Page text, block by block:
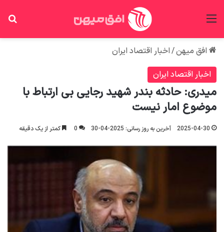
افق میهن/اخبار اقتصاد ایران
اخبار اقتصاد ایران
میدری: حادثه بندر شهید رجایی بی ارتباط با
موضوع امار نیست
2025-04-30 آخرین به روز رسانی: 2025-04-30 0 کمتر از یک دقیقه